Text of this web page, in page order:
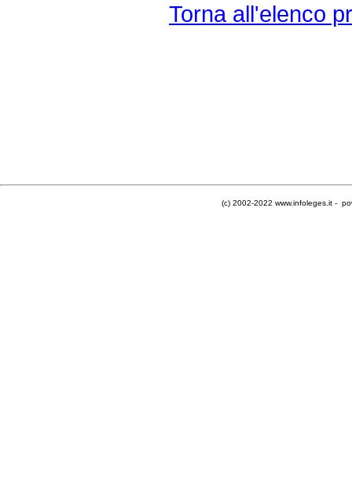
Torna all'elenco
(c) 2002-2022 www.infoleges.it -